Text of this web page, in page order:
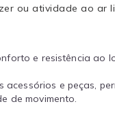
ou atividade ao ar
e resistência ao
acessórios e peças,
de movimento.